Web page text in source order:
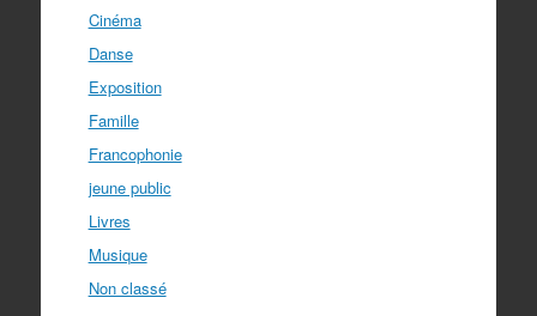
Cinéma
Danse
Exposition
Famille
Francophonie
jeune public
Livres
Musique
Non classé